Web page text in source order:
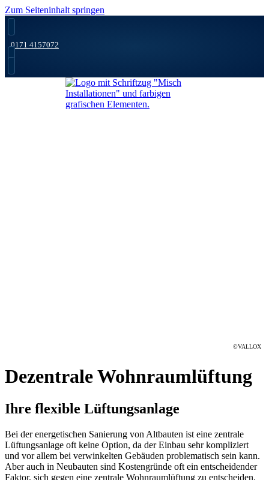
Zum Seiteninhalt springen
0171 4157072
©VALLOX
Dezentrale Wohnraumlüftung
Ihre flexible Lüftungsanlage
Bei der energetischen Sanierung von Altbauten ist eine zentrale
Lüftungsanlage oft keine Option, da der Einbau sehr kompliziert
und vor allem bei verwinkelten Gebäuden problematisch sein kann.
Aber auch in Neubauten sind Kostengründe oft ein entscheidender
Faktor, sich gegen eine zentrale Wohnraumlüftung zu entscheiden.